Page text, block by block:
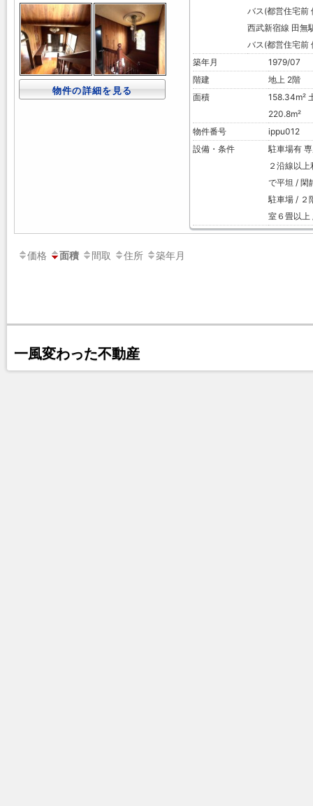
物件の詳細を見る
バス(都営住宅前
西武新宿線 田無
バス(都営住宅前
築年月
1979/07
階建
地上 2階
面積
158.34m²
220.8m²
物件番号
ippu012
設備・条件
駐車場有
２沿線以
で平坦 / 閑
駐車場 / ２
室６畳以上
価格 面積 間取 住所 築年月
一風変わった不動産